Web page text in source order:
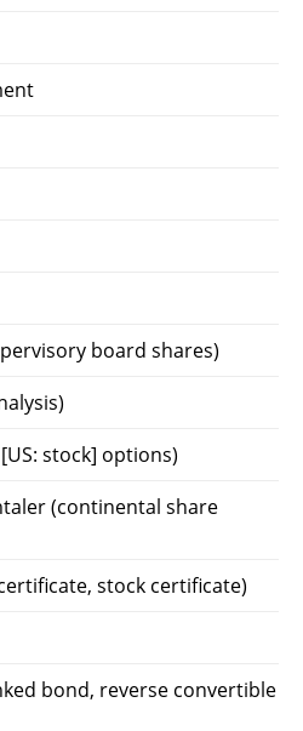
board shares)
stock] options)
(continental share
stock certificate)
bond, reverse convertible